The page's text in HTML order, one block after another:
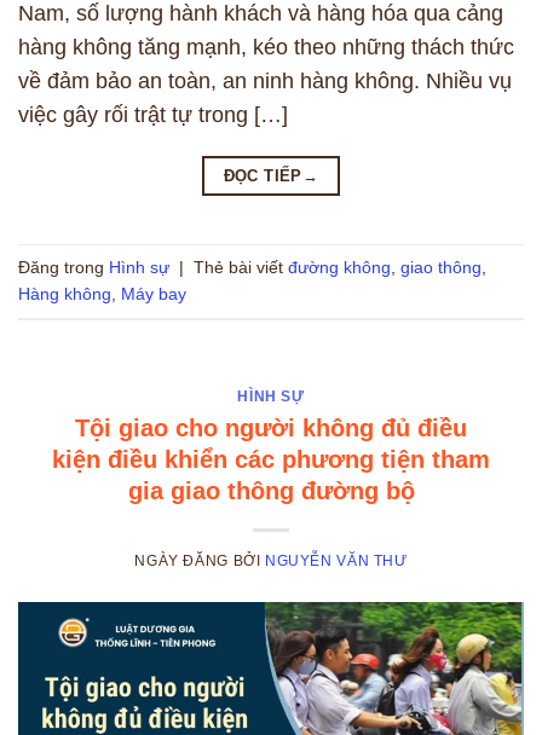
Nam, số lượng hành khách và hàng hóa qua cảng
hàng không tăng mạnh, kéo theo những thách thức
về đảm bảo an toàn, an ninh hàng không. Nhiều vụ
việc gây rối trật tự trong […]
ĐỌC TIẾP →
Đăng trong Hình sự | Thẻ bài viết đường không, giao thông,
Hàng không, Máy bay
HÌNH SỰ
Tội giao cho người không đủ điều
kiện điều khiển các phương tiện tham
gia giao thông đường bộ
NGÀY ĐĂNG BỞI NGUYỄN VĂN THƯ